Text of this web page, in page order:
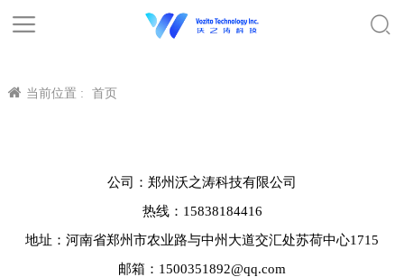
当前位置 : 首页
公司：郑州沃之涛科技有限公司
热线：15838184416
地址：河南省郑州市农业路与中州大道交汇处苏荷中心1715
邮箱：1500351892@qq.com